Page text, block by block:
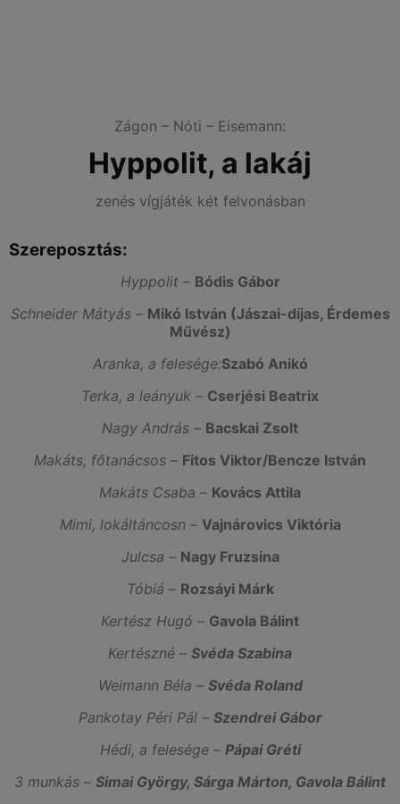
Zágon – Nóti – Eisemann:
Hyppolit, a lakáj
zenés vígjáték két felvonásban
Szereposztás:
Hyppolit – Bódis Gábor
Schneider Mátyás – Mikó István (Jászai-díjas, Érdemes
Művész)
Aranka, a felesége:Szabó Anikó
Terka, a leányuk – Cserjési Beatrix
Nagy András – Bacskai Zsolt
Makáts, főtanácsos – Fitos Viktor/Bencze István
Makáts Csaba – Kovács Attila
Mimi, lokáltáncosn – Vajnárovics Viktória
Julcsa – Nagy Fruzsina
Tóbiá – Rozsáyi Márk
Kertész Hugó – Gavola Bálint
Kertészné – Svéda Szabina
Weimann Béla – Svéda Roland
Pankotay Péri Pál – Szendrei Gábor
Hédi, a felesége – Pápai Gréti
3 munkás – Simai György, Sárga Márton, Gavola Bálint